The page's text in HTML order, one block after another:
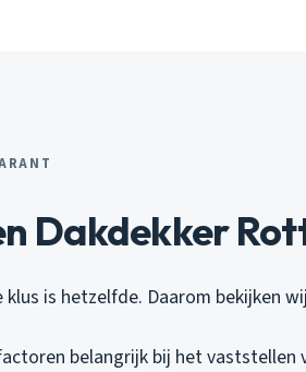
Dakdekker
klus is hetzelfde. Daarom bekijken
belangrijk bij het